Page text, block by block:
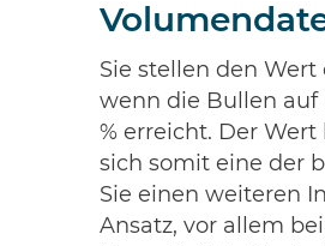
Sie stellen den Wert
wenn die Bullen auf
% erreicht. Der
sich somit eine der
Sie einen weiteren
Ansatz, vor allem